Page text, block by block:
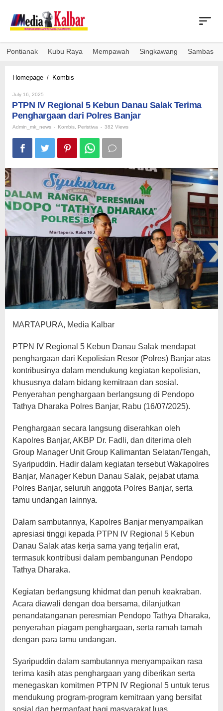
content
Pontianak Kubu Raya Mempawah Singkawang Sambas
Homepage / Kombis
5
Kebun
Salak
Terima
Penghargaan
dari
Polres
Banjar
July 16, 2025
PTPN IV Regional 5 Kebun Danau Salak Terima
Penghargaan dari Polres Banjar
Admin_mk_news - Kombis Peristiwa - 382 Views
MARTAPURA, Media Kalbar
PTPN IV Regional 5 Kebun Danau Salak mendapat
penghargaan dari Kepolisian Resor (Polres) Banjar atas
kontribusinya dalam mendukung kegiatan kepolisian,
khususnya dalam bidang kemitraan dan sosial.
Penyerahan penghargaan berlangsung di Pendopo
Tathya Dharaka Polres Banjar, Rabu (16/07/2025).
Penghargaan secara langsung diserahkan oleh
Kapolres Banjar, AKBP Dr. Fadli, dan diterima oleh
Group Manager Unit Group Kalimantan Selatan/Tengah,
Syaripuddin. Hadir dalam kegiatan tersebut Wakapolres
Banjar, Manager Kebun Danau Salak, pejabat utama
Polres Banjar, seluruh anggota Polres Banjar, serta
tamu undangan lainnya.
Dalam sambutannya, Kapolres Banjar menyampaikan
apresiasi tinggi kepada PTPN IV Regional 5 Kebun
Danau Salak atas kerja sama yang terjalin erat,
termasuk kontribusi dalam pembangunan Pendopo
Tathya Dharaka.
Kegiatan berlangsung khidmat dan penuh keakraban.
Acara diawali dengan doa bersama, dilanjutkan
penandatanganan peresmian Pendopo Tathya Dharaka,
penyerahan piagam penghargaan, serta ramah tamah
dengan para tamu undangan.
Syaripuddin dalam sambutannya menyampaikan rasa
terima kasih atas penghargaan yang diberikan serta
menegaskan komitmen PTPN IV Regional 5 untuk terus
mendukung program-program kemitraan yang bersifat
sosial dan bermanfaat bagi masyarakat luas.